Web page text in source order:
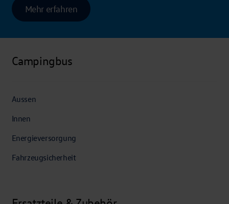
Mehr erfahren
Campingbus
Aussen
Innen
Energieversorgung
Fahrzeugsicherheit